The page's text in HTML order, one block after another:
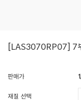
[LAS3070RP07] 7
판매가
재질 선택